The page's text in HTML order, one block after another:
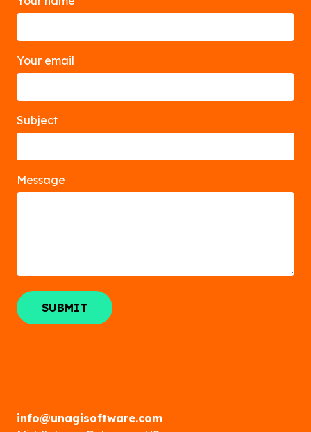
Your email
Subject
Message
info@unagisoftware.com